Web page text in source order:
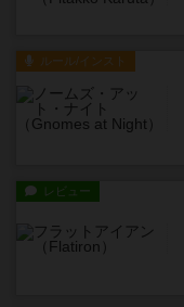
ルール/インスト
レビュー